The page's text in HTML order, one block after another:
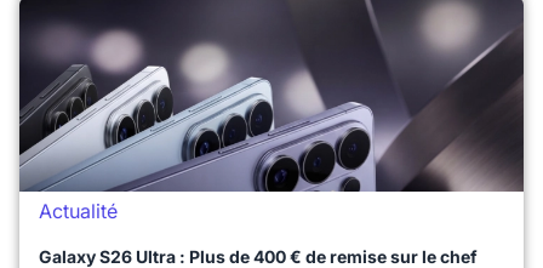
Actualité
Galaxy S26 Ultra : Plus de 400 € de remise sur le chef